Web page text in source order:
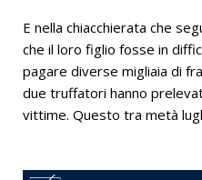
E nella chiacchierata che
che il loro figlio fosse in
pagare diverse migliaia di
due truffatori hanno
vittime. Questo tra metà